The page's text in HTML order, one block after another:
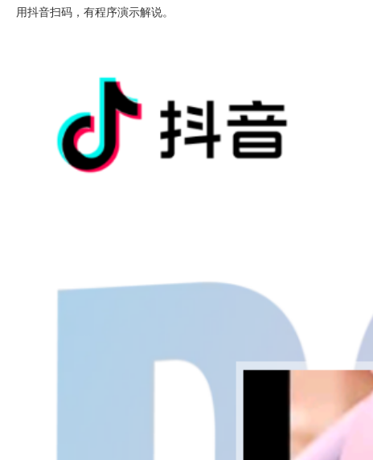
用抖音扫码，有程序演示解说。